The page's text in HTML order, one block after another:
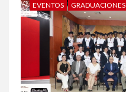
EVENTOS GRADUACIONES